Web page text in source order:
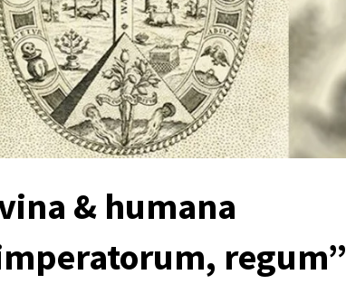
& humana
regum”